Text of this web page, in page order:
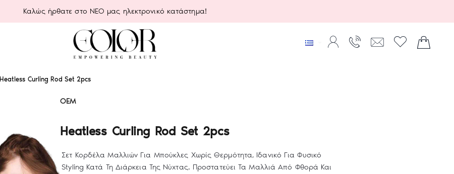
Καλώς ήρθατε στο ΝΕΟ μας ηλεκτρονικό κατάστημα!
Heatless Curling Rod Set 2pcs
OEM
Heatless Curling Rod Set 2pcs
Σετ Κορδέλα Μαλλιών Για Μπούκλες Χωρίς Θερμότητα, Ιδανικό Για Φυσικό
Styling Κατά Τη Διάρκεια Της Νύχτας. Προστατεύει Τα Μαλλιά Από Φθορά Και